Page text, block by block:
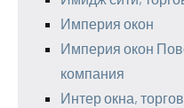
Империя окон
Империя окон
компания
Интер окна,